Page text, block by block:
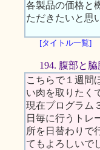
各製品の価格と
ただきたいと思
[タイトル一覧]
194. 腹部と
こちらで１週間
い肉を取りたく
現在プログラム
日毎に行うトレ
所を日替わりで
てもよろしいで